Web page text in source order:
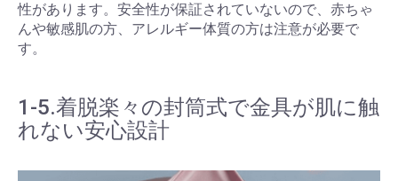
性があります。安全性が保証されていないので、赤ちゃ
んや敏感肌の方、アレルギー体質の方は注意が必要で
す。
1-5.着脱楽々の封筒式で金具が肌に触
れない安心設計